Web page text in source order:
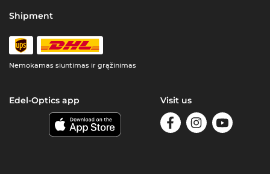
Shipment
Nemokamas siuntimas ir grąžinimas
Edel-Optics app Visit us